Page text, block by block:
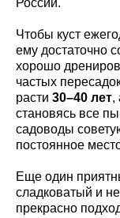
России.
Чтобы куст
ему достаточно
хорошо
частых
расти 30–40 лет,
становясь все
садоводы
постоянное
Еще один
сладковатый и
прекрасно